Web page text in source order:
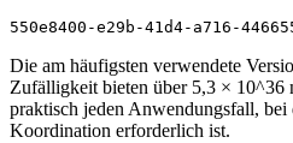
550e8400-e29b-41d4-a716-
Die am häufigsten verwendete
Zufälligkeit bieten über 5,3 ×
praktisch jeden Anwendungsfall,
Koordination erforderlich ist.